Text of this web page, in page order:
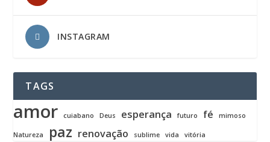
INSTAGRAM
TAGS
amor cuiabano Deus esperança futuro fé mimoso
Natureza paz renovação sublime vida vitória